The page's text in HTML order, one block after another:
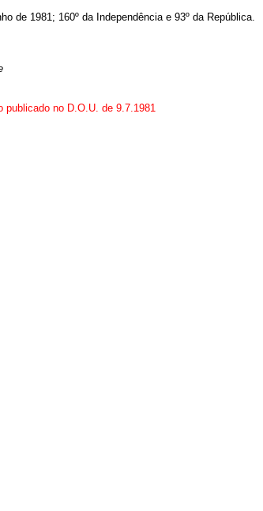
de 1981; 160º da Independência e 93º da República.
publicado no D.O.U. de 9.7.1981